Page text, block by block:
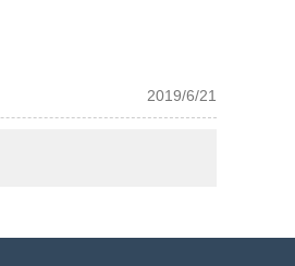
2019/6/21